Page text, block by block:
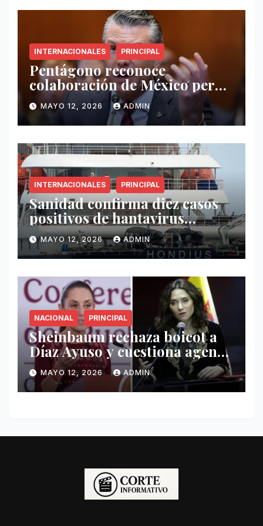
INTERNACIONALES PRINCIPAL
Pentágono reconoce
colaboración de México pero
exige mayor operatividad
antidrogas
MAYO 12, 2026 ADMIN
INTERNACIONALES PRINCIPAL
Sanidad confirma diez casos
positivos de hantavirus
vinculados al crucero MV
Hondius
MAYO 12, 2026 ADMIN
NACIONAL PRINCIPAL
Sheinbaum rechaza boicot a
Díaz Ayuso y cuestiona agenda
de funcionaria española
MAYO 12, 2026 ADMIN